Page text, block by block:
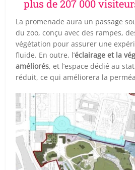
plus de 207 000
La promenade aura un passage
du zoo, conçu avec des rampes,
végétation pour assurer une
fluide. En outre, l’éclairage et la
améliorés, et l’espace dédié au
réduit, ce qui améliorera la